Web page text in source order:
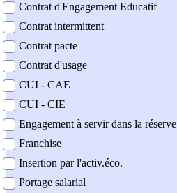
Contrat d'Engagement Educatif
Contrat intermittent
Contrat pacte
Contrat d'usage
CUI - CAE
CUI - CIE
Engagement à servir dans la réserve
Franchise
Insertion par l'activ.éco.
Portage salarial